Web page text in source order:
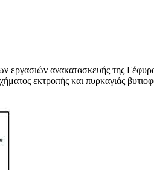
εργασιών ανακατασκευής της
εκτροπής και πυρκαγιάς